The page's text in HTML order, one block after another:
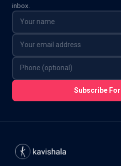
inbox.
Subscribe